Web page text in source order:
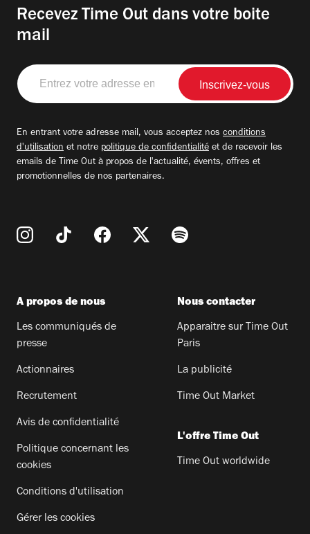
Recevez Time Out dans votre boite
mail
Entrez
votre
adresse
En entrant votre adresse mail, vous acceptez nos conditions
d'utilisation et notre politique de confidentialité et de recevoir les
emails de Time Out à propos de l'actualité, évents, offres et
promotionnelles de nos partenaires.
A propos de nous
Les communiqués de
presse
Actionnaires
Recrutement
Avis de confidentialité
Politique concernant les
cookies
Conditions d'utilisation
Gérer les cookies
Nous contacter
Apparaitre sur Time Out
Paris
La publicité
Time Out Market
L'offre Time Out
Time Out worldwide